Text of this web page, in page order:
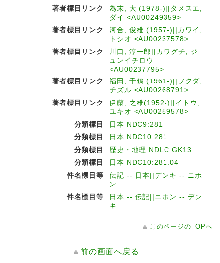
著者標目リンク
為末, 大 (1978-)||タメスエ,
ダイ <AU00249359>
著者標目リンク
河合, 俊雄 (1957-)||カワイ,
トシオ <AU00237578>
著者標目リンク
川口, 淳一郎||カワグチ, ジ
ュンイチロウ
<AU00237795>
著者標目リンク
福田, 千鶴 (1961-)||フクダ,
チズル <AU00268791>
著者標目リンク
伊藤, 之雄(1952-)||イトウ,
ユキオ <AU00259578>
分類標目
日本 NDC9:281
分類標目
日本 NDC10:281
分類標目
歴史・地理 NDLC:GK13
分類標目
日本 NDC10:281.04
件名標目等
伝記 -- 日本||デンキ -- ニホ
ン
件名標目等
日本 -- 伝記||ニホン -- デン
キ
このページのTOPへ
前の画面へ戻る